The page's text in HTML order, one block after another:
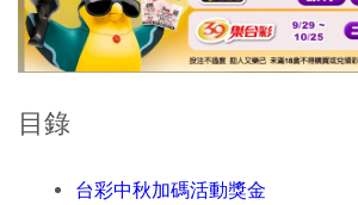
目錄
台彩中秋加碼活動獎金